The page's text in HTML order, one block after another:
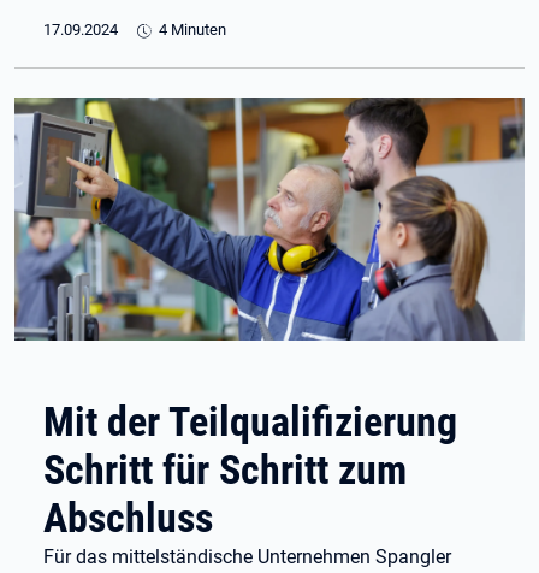
17.09.2024 4 Minuten
Mit der Teilqualifizierung
Schritt für Schritt zum
Abschluss
Für das mittelständische Unternehmen Spangler